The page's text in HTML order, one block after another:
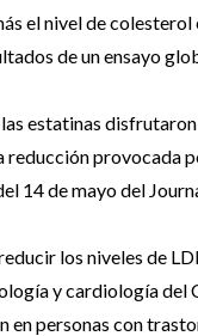
el nivel de colesterol
de un ensayo
estatinas
reducción provocada
14 de mayo del
los niveles de
y cardiología del
personas con